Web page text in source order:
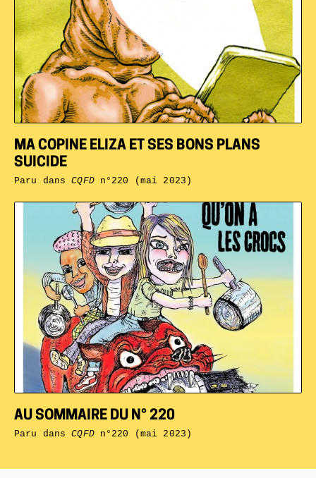
AU SOMMAIRE DU N° 220
Paru dansCQFDn°220 (mai 2023)
MA COPINE ELIZA ET SES BONS PLANS
SUICIDE
Paru dansCQFDn°220 (mai 2023)